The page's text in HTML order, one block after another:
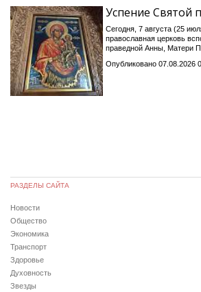
Успение Святой
Сегодня, 7 августа (25
православная церковь
праведной Анны, Матери
Опубликовано 07.08.2026
РАЗДЕЛЫ САЙТА
Новости
Общество
Экономика
Транспорт
Здоровье
Духовность
Звезды